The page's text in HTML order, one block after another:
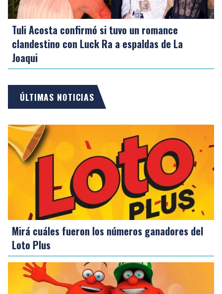
Tuli Acosta confirmó si tuvo un romance
clandestino con Luck Ra a espaldas de La
Joaqui
ÚLTIMAS NOTICIAS
Mirá cuáles fueron los números ganadores del
Loto Plus